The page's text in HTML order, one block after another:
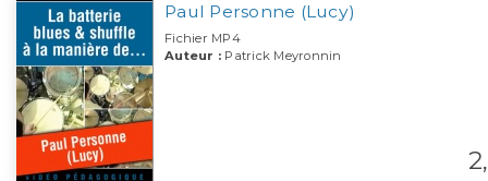
Paul Personne (Lucy)
Fichier MP4
Auteur : Patrick Meyronnin
2,